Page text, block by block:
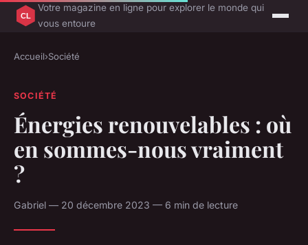
Votre magazine en ligne pour explorer le monde qui
vous entoure
Accueil›Société
SOCIÉTÉ
Énergies renouvelables : où
en sommes-nous vraiment
?
Gabriel — 20 décembre 2023 — 6 min de lecture